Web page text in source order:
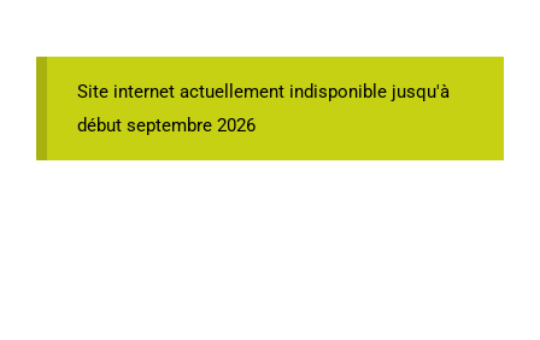
Site internet actuellement indisponible jusqu'à
début septembre 2026